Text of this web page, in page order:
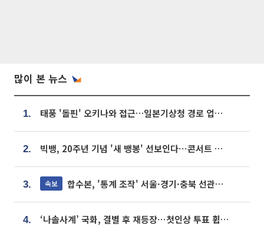
많이 본 뉴스
1. 태풍 '돌핀' 오키나와 접근…일본기상청 경로 업데이트
2. 빅뱅, 20주년 기념 '새 뱅봉' 선보인다⋯콘서트 앞두고 팝업 개최
3. 속보 합수본, '통계 조작' 서울·경기·충북 선관위 등 추가 압수수색
4. ‘나솔사계’ 국화, 결별 후 재등장⋯첫인상 투표 휩쓸고 ‘인기녀’ 등극